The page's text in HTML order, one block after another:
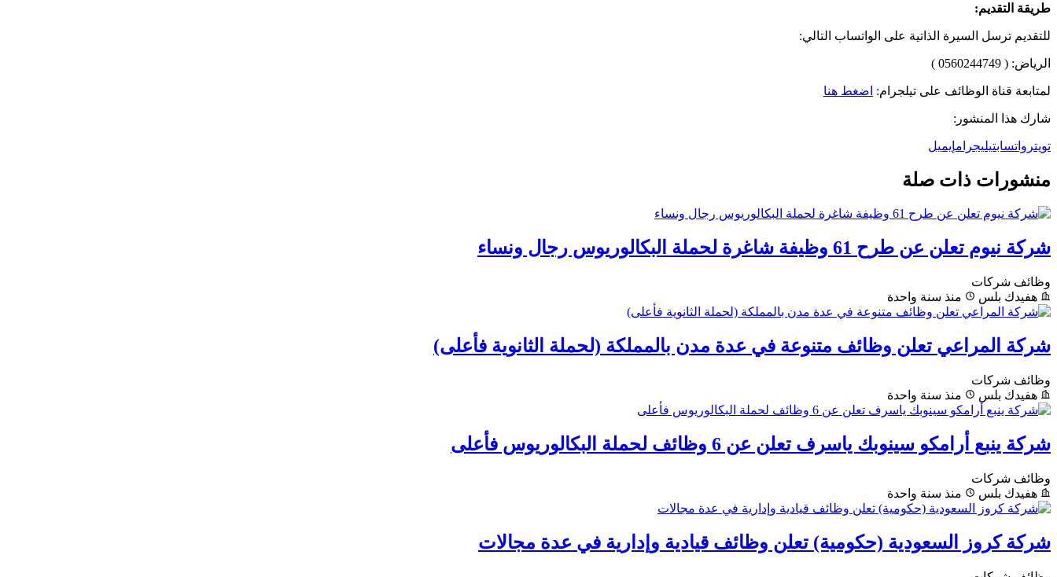
طريقة التقديم:
للتقديم ترسل السيرة الذاتية على الواتساب التالي:
الرياض: ( 0560244749 )
لمتابعة قناة الوظائف على تيلجرام: اضغط هنا
شارك هذا المنشور:
تويتر واتسابتيليجرامإيميل
منشورات ذات صلة
شركة نيوم تعلن عن طرح 61 وظيفة شاغرة لحملة البكالوريوس رجال ونساء
وظائف شركات
هفيدك بلس
منذ سنة واحدة
شركة المراعي تعلن وظائف متنوعة في عدة مدن بالمملكة (لحملة الثانوية فأعلى)
وظائف شركات
هفيدك بلس
منذ سنة واحدة
شركة ينبع أرامكو سينوبك ياسرف تعلن عن 6 وظائف لحملة البكالوريوس فأعلى
وظائف شركات
هفيدك بلس
منذ سنة واحدة
شركة كروز السعودية (حكومية) تعلن وظائف قيادية وإدارية في عدة مجالات